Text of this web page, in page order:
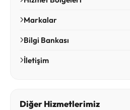
Markalar
Bilgi Bankası
İletişim
Diğer Hizmetlerimiz